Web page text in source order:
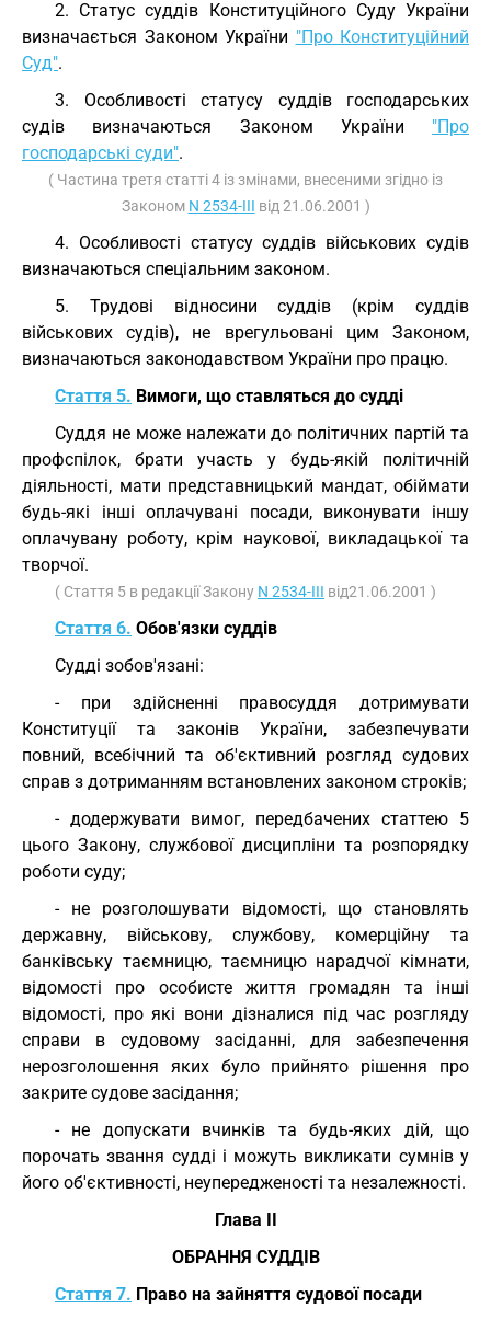
2. Статус суддів Конституційного Суду України
визначається Законом України "Про Конституційний
Суд".
3. Особливості статусу суддів господарських
судів визначаються Законом України "Про
господарські суди".
( Частина третя статті 4 із змінами, внесеними згідно із
Законом N 2534-III від 21.06.2001 )
4. Особливості статусу суддів військових судів
визначаються спеціальним законом.
5. Трудові відносини суддів (крім суддів
військових судів), не врегульовані цим Законом,
визначаються законодавством України про працю.
Стаття 5. Вимоги, що ставляться до судді
Суддя не може належати до політичних партій та
профспілок, брати участь у будь-якій політичній
діяльності, мати представницький мандат, обіймати
будь-які інші оплачувані посади, виконувати іншу
оплачувану роботу, крім наукової, викладацької та
творчої.
( Стаття 5 в редакції Закону N 2534-III від21.06.2001 )
Стаття 6. Обов'язки суддів
Судді зобов'язані:
- при здійсненні правосуддя дотримувати
Конституції та законів України, забезпечувати
повний, всебічний та об'єктивний розгляд судових
справ з дотриманням встановлених законом строків;
- додержувати вимог, передбачених статтею 5
цього Закону, службової дисципліни та розпорядку
роботи суду;
- не розголошувати відомості, що становлять
державну, військову, службову, комерційну та
банківську таємницю, таємницю нарадчої кімнати,
відомості про особисте життя громадян та інші
відомості, про які вони дізналися під час розгляду
справи в судовому засіданні, для забезпечення
нерозголошення яких було прийнято рішення про
закрите судове засідання;
- не допускати вчинків та будь-яких дій, що
порочать звання судді і можуть викликати сумнів у
його об'єктивності, неупередженості та незалежності.
Глава II
ОБРАННЯ СУДДІВ
Стаття 7. Право на зайняття судової посади